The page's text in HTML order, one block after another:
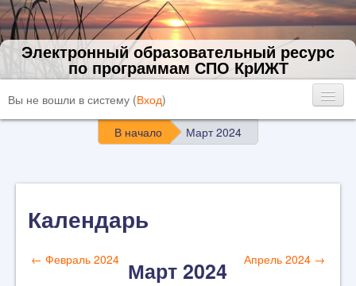
Электронный образовательный ресурс
по программам СПО КрИЖТ
Вы не вошли в систему (Вход)
В начало Март 2024
Календарь
← Февраль 2024 Март 2024 Апрель 2024 →